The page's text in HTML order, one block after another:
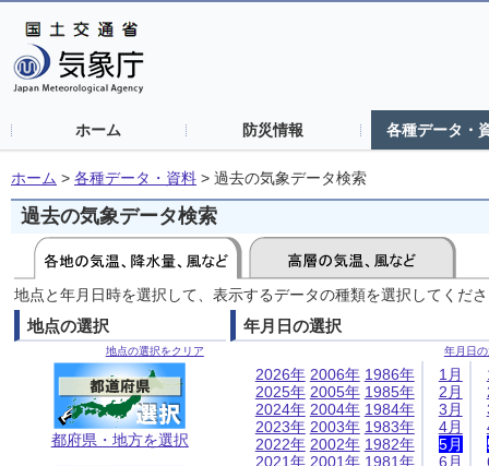
ホーム 防災情報 各種データ・
ホーム > 各種データ・資料 > 過去の気象データ検索
過去の気象データ検索
地点と年月日時を選択して、表示するデータの種類を選択してくだ
地点の選択
地点の選択をクリア
都府県・地方を選択
年月日の選択
年月日
2026年
2025年
2024年
2023年
2022年
2021年
2006年
2005年
2004年
2003年
2002年
2001年
1986年
1985年
1984年
1983年
1982年
1981年
1月
2月
3月
4月
5月
6月